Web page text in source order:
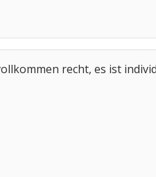
recht, es ist